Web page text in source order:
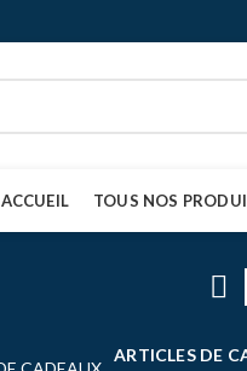
ACCUEIL TOUS NOS
ARTICLES DE